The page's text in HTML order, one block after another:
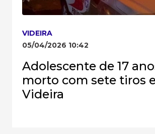
VIDEIRA
05/04/2026 10:42
Adolescente de 17
morto com sete tiros
Videira